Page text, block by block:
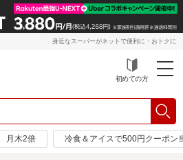
身近なスーパーがネットで便利に・おトクに
初めての方
月木2倍 冷食＆アイスで500円クーポン